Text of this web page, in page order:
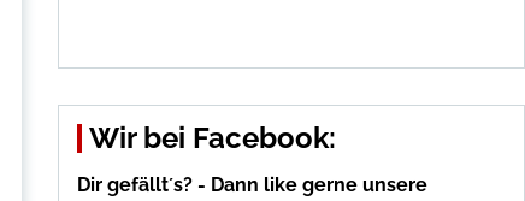
Wir bei Facebook:
Dir gefällt´s? - Dann like gerne unsere